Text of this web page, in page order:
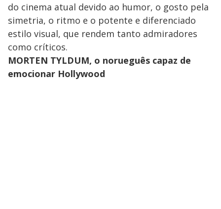
do cinema atual devido ao humor, o gosto pela
simetria, o ritmo e o potente e diferenciado
estilo visual, que rendem tanto admiradores
como críticos.
MORTEN TYLDUM, o norueguês capaz de
emocionar Hollywood